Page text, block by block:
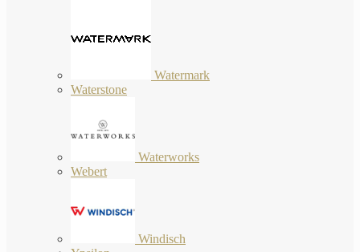
Watermark
Waterstone
Waterworks
Webert
Windisch